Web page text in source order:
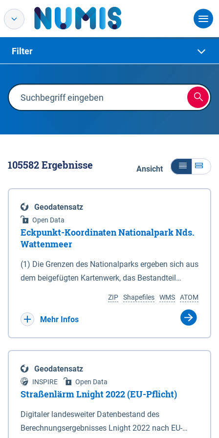
Filter
105582Ergebnisse Ansicht
Geodatensatz
Open Data
Eckpunkt-Koordinaten Nationalpark Nds.
Wattenmeer
(1) Die Grenzen des Nationalparks ergeben sich aus
dem beigefügten Kartenwerk, das Bestandteil
(DTK) im Maßstab 1 : 100 000 (Anlage 2), 2.
verkleinerte Amtliche Karte 1 : 5 000 (AK5) im
projizierte Koordinaten im Europäischen
Terrestrischen Referenzsystem 1989 (ETRS 89) mit
der Universalen Transversalen Mercator-Abbildung
bezogen auf die Zone 32 N (UTM 32N) dargestellt
(Anlage 4); Gleiches gilt für die geografischen
ATOM
WMS
Shapefiles
ZIP
Mehr Infos
Geodatensatz
INSPIRE Open Data
Straßenlärm Lnight 2022 (EU-Pflicht)
Digitaler landesweiter Datenbestand des
Berechnungsergebnisses Lnight 2022 nach EU-